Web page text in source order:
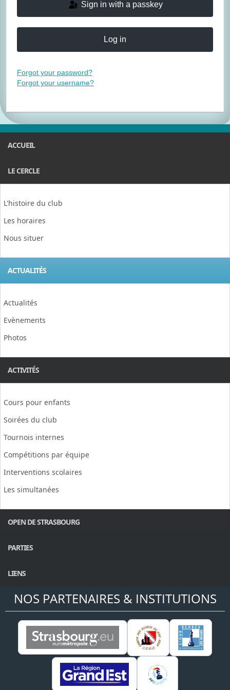
Sign in with a passkey
Log in
Forgot your password?
Forgot your username?
ACCUEIL
LE CERCLE
L'histoire du club
Les horaires
Nous situer
ACTUALITÉS
Actualités
Evènements
Photos
ACTIVITÉS
Cours pour enfants
Soirées du club
Tournois internes
Compétitions par équipe
Interventions scolaires
Les simultanées
OPEN DE STRASBOURG
PARTIES
LIENS
NOS PARTENAIRES & INSTITUTIONS